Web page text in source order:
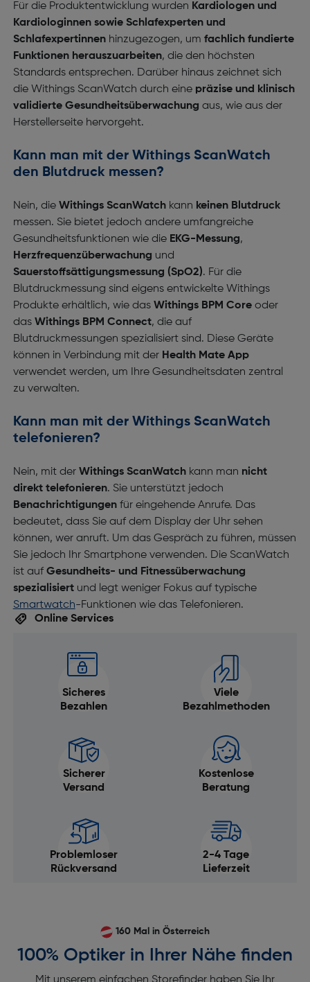
Für die Produktentwicklung wurden Kardiologen und
Kardiologinnen sowie Schlafexperten und
Schlafexpertinnenhinzugezogen, um fachlich fundierte
Funktionen herauszuarbeiten, die den höchsten
Standards entsprechen. Darüber hinaus zeichnet sich
die Withings ScanWatch durch eine präzise und klinisch
validierte Gesundheitsüberwachung aus, wie aus der
Herstellerseite hervorgeht.
Kann man mit der Withings ScanWatch
den Blutdruck messen?
Nein, die Withings ScanWatchkann keinen Blutdruck
messen. Sie bietet jedoch andere umfangreiche
Gesundheitsfunktionen wie die EKG-Messung,
Herzfrequenzüberwachung und
Sauerstoffsättigungsmessung (SpO2). Für die
Blutdruckmessung sind eigens entwickelte Withings
Produkte erhältlich, wie das Withings BPM Coreoder
das Withings BPM Connect, die auf
Blutdruckmessungen spezialisiert sind. Diese Geräte
können in Verbindung mit der Health Mate App
verwendet werden, um Ihre Gesundheitsdaten zentral
zu verwalten.
Kann man mit der Withings ScanWatch
telefonieren?
Nein, mit der Withings ScanWatchkann man nicht
direkt telefonieren. Sie unterstützt jedoch
Benachrichtigungenfür eingehende Anrufe. Das
bedeutet, dass Sie auf dem Display der Uhr sehen
können, wer anruft. Um das Gespräch zu führen, müssen
Sie jedoch Ihr Smartphone verwenden. Die ScanWatch
ist auf Gesundheits- und Fitnessüberwachung
spezialisiert und legt weniger Fokus auf typische
Smartwatch-Funktionen wie das Telefonieren.
Online Services
Sicheres
Bezahlen
Viele
Bezahlmethoden
Sicherer
Versand
Kostenlose
Beratung
Problemloser
Rückversand
2-4 Tage
Lieferzeit
160 Mal in Österreich
100% Optiker in Ihrer Nähe finden